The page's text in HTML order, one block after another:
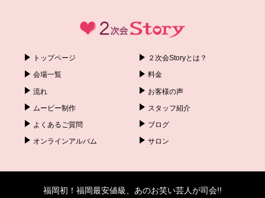
トップページ ２次会Storyとは？
会場一覧 料金
流れ お客様の声
ムービー制作 スタッフ紹介
よくあるご質問 ブログ
オンラインアルバム サロン
福岡初！福岡最安値級、あのお笑い芸人が司会!!